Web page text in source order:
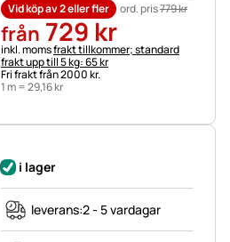
Vid köp av 2 eller fler ord. pris779kr
från 729 kr
Skatteinformation:
inkl. momsfrakt tillkommer; standard
frakt upp till 5 kg: 65 kr
Fri frakt från 2000 kr.
1 m =29,16kr
i lager
leverans:2 - 5 vardagar